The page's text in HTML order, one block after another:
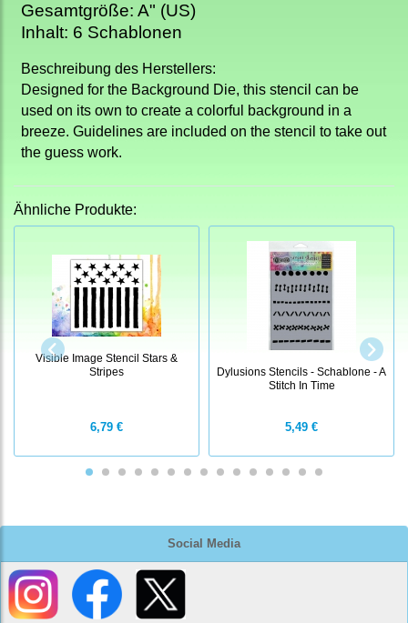
Social Media
Gesamtgröße: A" (US)
Inhalt: 6 Schablonen
Beschreibung des Herstellers:
Designed for the Background Die, this stencil can be
used on its own to create a colorful background in a
breeze. Guidelines are included on the stencil to take out
the guess work.
Ähnliche Produkte:
Visible Image Stencil Stars &
Stripes
6,79 €
Dylusions Stencils - Schablone - A
Stitch In Time
5,49 €